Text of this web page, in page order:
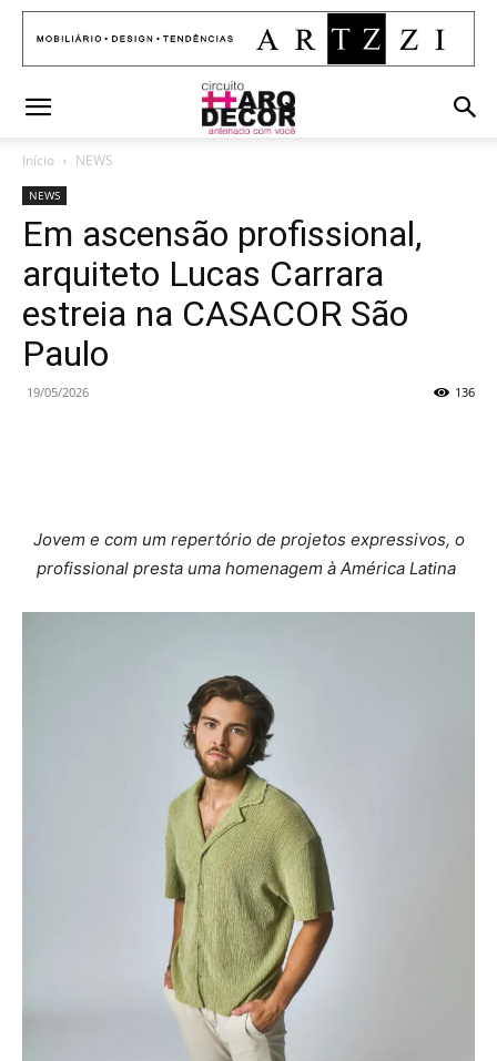
Início NEWS
NEWS
Em ascensão profissional,
arquiteto Lucas Carrara
estreia na CASACOR São
Paulo
19/05/2026 136
Jovem e com um repertório de projetos expressivos, o
profissional presta uma homenagem à América Latina